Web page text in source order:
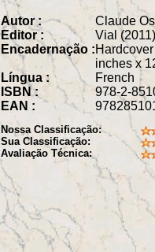
Autor :
Claude
Editor :
Vial (2011)
Encadernação :
inches x
Língua :
French
ISBN :
978-2-
EAN :
Nossa Classificação:
Sua Classificação:
Avaliação Técnica: